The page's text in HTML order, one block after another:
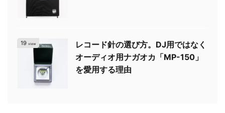
19 view
レコード針の選び方。DJ用ではなく
オーディオ用ナガオカ「MP-150」
を愛用する理由